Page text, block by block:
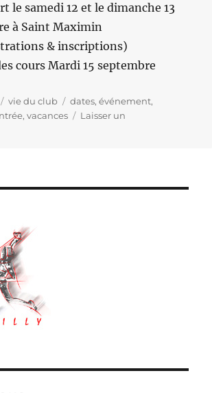
le samedi 12 et le dimanche 13
à Saint Maximin
& inscriptions)
cours Mardi 15 septembre
Catégories
vie du club Étiquettes
dates, événement,
, vacances
Laisser un